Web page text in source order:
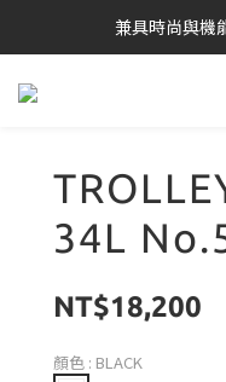
兼具時尚與機
34L
NT$18,200
顏色 : BLACK